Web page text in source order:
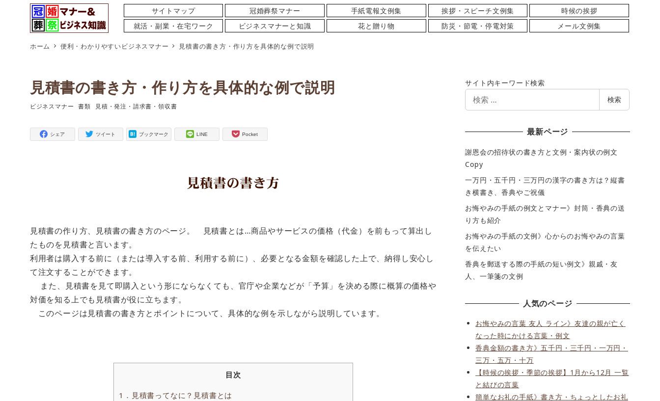
サイトマップ 冠婚葬祭マナー 手紙電報文例集 挨拶・スピーチ文例集
時候の挨拶
就活・副業・在宅ワーク
ビジネスマナーと知識 花と贈り物 防災・節電・停電対策 メール文例集
ホーム 便利・わかりやすいビジネスマナー 見積書の書き方・作り方を具体的な例で説明
見積書の書き方・作り方を具体的な例で説明
タグ
ビジネスマナー
タグ
書類
タグ
見積・発注・請求書・領収書
シェア ツイート ブックマーク LINE Pocket
見積書の作り方、見積書の書き方のページ。 見積書とは…商品やサービスの価格（代金）を前もって算出し
たものを見積書と言います。
利用者は購入する前に（または導入する前、利用する前に）、必要となる金額を確認した上で、納得し安心し
て注文することができます。
また、見積書を見て即購入という形にならなくても、官庁や企業などが「予算」を決める際に概算の価格や
対価を知る上でも見積書が役に立ちます。
このページは見積書の書き方とポイントについて、具体的な例を示しながら説明しています。
目次
1．見積書ってなに？見積書とは
サイト内キーワード検索
索
検索
最新ページ
謝恩会の招待状の書き方と文例・案内状の例文
Copy
一万円・五千円・三万円の漢字の書き方は？縦書
き横書き、香典やご祝儀
お悔やみの手紙の例文とマナー》封筒・香典の送
り方も紹介
お悔やみの手紙の文例》心からのお悔やみの言葉
を伝えたい
香典を郵送する際の手紙の短い例文》親戚・友
人、一筆箋の文例
人気のページ
お悔やみの言葉 友人 ライン》友達の親が亡く
なった時にかける言葉・例文
香典金額の書き方》五千円・三千円・一万円・
三万・五万・十万
【時候の挨拶・季節の挨拶】1月から12月 一覧
と結びの言葉
簡単なお礼の手紙》書き方・ちょっとしたお礼